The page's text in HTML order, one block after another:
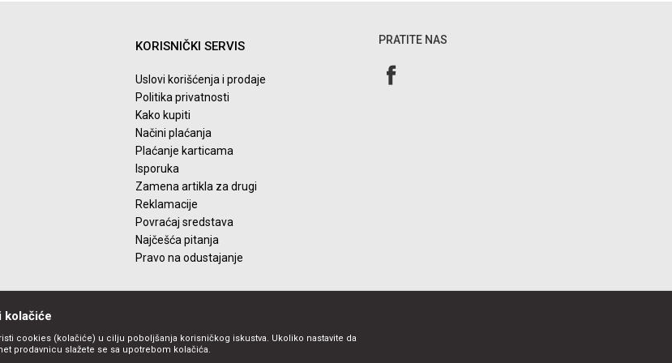
KORISNIČKI SERVIS
Uslovi korišćenja i prodaje
Politika privatnosti
Kako kupiti
Načini plaćanja
Plaćanje karticama
Isporuka
Zamena artikla za drugi
Reklamacije
Povraćaj sredstava
Najčešća pitanja
Pravo na odustajanje
PRATITE NAS
kolačiće
cookies (kolačiće) u cilju poboljšanja korisničkog iskustva. Ukoliko nastavite da
prodavnicu slažete se sa upotrebom kolačića.